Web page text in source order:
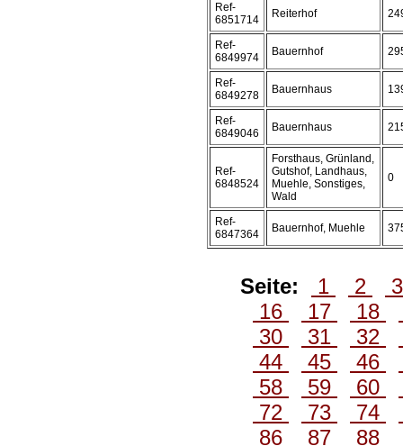
Ref-
6851714
Reiterhof
Ref-
6849974
Bauernhof
Ref-
6849278
Bauernhaus
Ref-
6849046
Bauernhaus
Ref-
6848524
Forsthaus, Grünland,
Gutshof, Landhaus,
Muehle, Sonstiges,
Wald
0
Ref-
6847364
Bauernhof, Muehle
Seite: 1 2
16
17 18
30
31 32
44
45 46
58
59 60
72
73 74
86
87 88